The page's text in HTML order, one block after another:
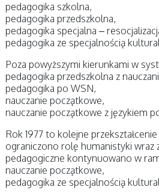
pedagogika szkolna,
pedagogika przedszkolna,
pedagogika specjalna –
pedagogika ze specjalnością
Poza powyższymi kierunkami w
pedagogika przedszkolna z
pedagogika po WSN,
nauczanie początkowe,
nauczanie początkowe z językiem
Rok 1977 to kolejne
ograniczono rolę humanistyki wraz
pedagogiczne kontynuowano w
nauczanie początkowe,
pedagogika ze specjalnością